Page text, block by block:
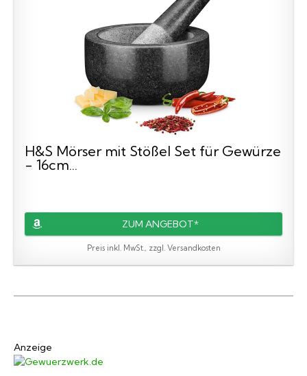
H&S Mörser mit Stößel Set für Gewürze
- 16cm...
ZUM ANGEBOT*
Preis inkl. MwSt., zzgl. Versandkosten
Anzeige